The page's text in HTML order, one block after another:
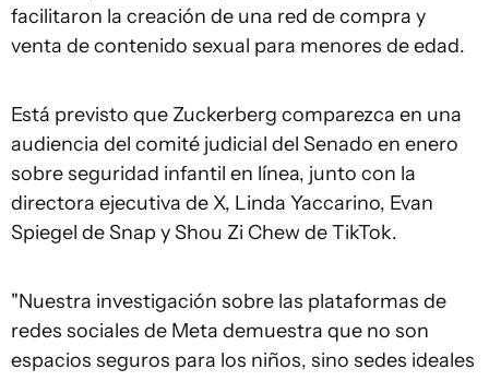
facilitaron la creación de una red de compra y
venta de contenido sexual para menores de edad.
Está previsto que Zuckerberg comparezca en una
audiencia del comité judicial del Senado en enero
sobre seguridad infantil en línea, junto con la
directora ejecutiva de X, Linda Yaccarino, Evan
Spiegel de Snap y Shou Zi Chew de TikTok.
"Nuestra investigación sobre las plataformas de
redes sociales de Meta demuestra que no son
espacios seguros para los niños, sino sedes ideales